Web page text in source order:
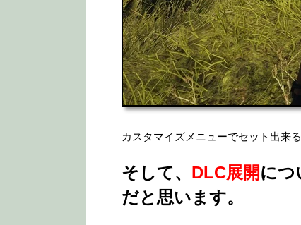
カスタマイズメニューでセット出来る
そして、 DLC展開につ
だと思います。